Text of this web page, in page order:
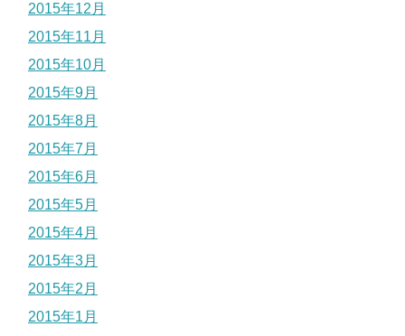
2015年12月
2015年11月
2015年10月
2015年9月
2015年8月
2015年7月
2015年6月
2015年5月
2015年4月
2015年3月
2015年2月
2015年1月